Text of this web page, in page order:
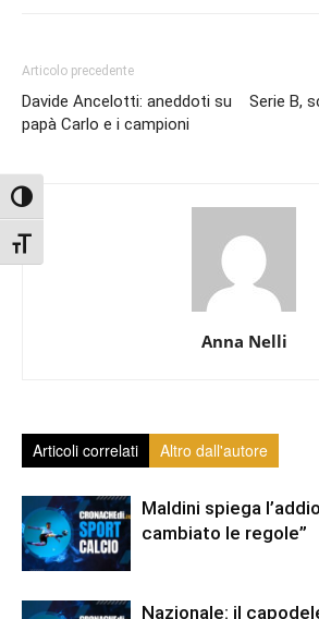
Attiva/disattiva alto contrasto
Attiva/disattiva dimensione testo
Articolo precedente
Davide Ancelotti: aneddoti su
papà Carlo e i campioni
Serie B,
Anna Nelli
Articoli correlati Altro dall'autore
Maldini spiega
cambiato le regole”
Nazionale: il